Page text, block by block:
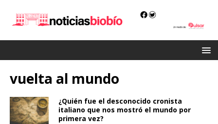
vuelta al mundo
¿Quién fue el desconocido cronista
italiano que nos mostró el mundo por
primera vez?